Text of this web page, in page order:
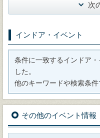
次
インドア・イベント
条件に一致するインドア
した。
他のキーワードや検索条件
その他のイベント情報